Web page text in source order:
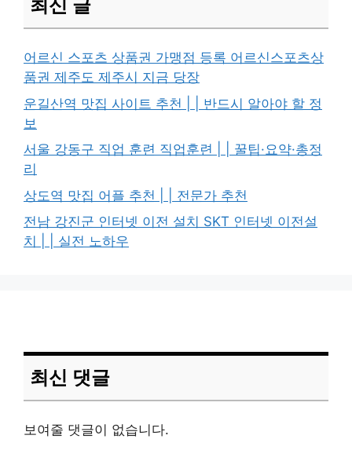
최신 글
어르신 스포츠 상품권 가맹점 등록 어르신스포츠상
품권 제주도 제주시 지금 당장
운길산역 맛집 사이트 추천 | | 반드시 알아야 할 정
보
서울 강동구 직업 훈련 직업훈련 | | 꿀팁·요약·총정
리
상도역 맛집 어플 추천 | | 전문가 추천
전남 강진군 인터넷 이전 설치 SKT 인터넷 이전설
치 | | 실전 노하우
최신 댓글
보여줄 댓글이 없습니다.